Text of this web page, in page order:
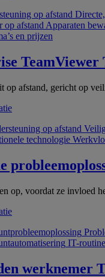
op afstand
op afstand Apparaten
en prijzen
TeamViewer
op afstand, gericht op
op afstand
technologie
op, voordat ze invloed
IT-
werknemer